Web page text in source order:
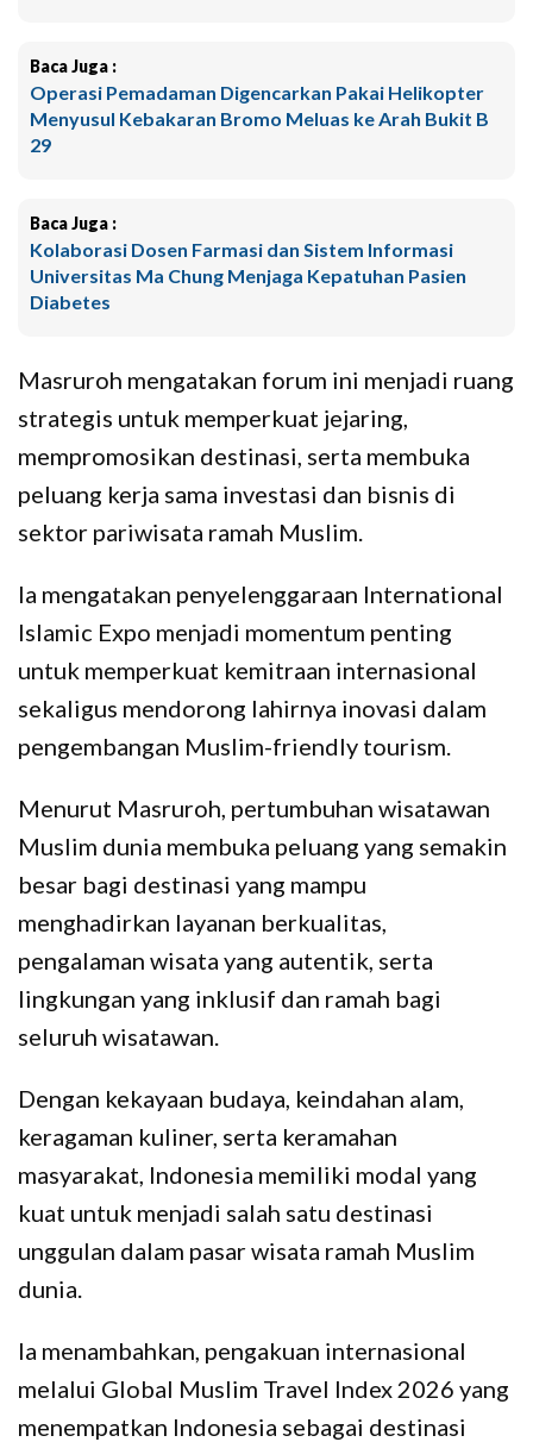
Baca Juga :
Operasi Pemadaman Digencarkan Pakai Helikopter
Menyusul Kebakaran Bromo Meluas ke Arah Bukit B
29
Baca Juga :
Kolaborasi Dosen Farmasi dan Sistem Informasi
Universitas Ma Chung Menjaga Kepatuhan Pasien
Diabetes
Masruroh mengatakan forum ini menjadi ruang
strategis untuk memperkuat jejaring,
mempromosikan destinasi, serta membuka
peluang kerja sama investasi dan bisnis di
sektor pariwisata ramah Muslim.
Ia mengatakan penyelenggaraan International
Islamic Expo menjadi momentum penting
untuk memperkuat kemitraan internasional
sekaligus mendorong lahirnya inovasi dalam
pengembangan Muslim-friendly tourism.
Menurut Masruroh, pertumbuhan wisatawan
Muslim dunia membuka peluang yang semakin
besar bagi destinasi yang mampu
menghadirkan layanan berkualitas,
pengalaman wisata yang autentik, serta
lingkungan yang inklusif dan ramah bagi
seluruh wisatawan.
Dengan kekayaan budaya, keindahan alam,
keragaman kuliner, serta keramahan
masyarakat, Indonesia memiliki modal yang
kuat untuk menjadi salah satu destinasi
unggulan dalam pasar wisata ramah Muslim
dunia.
Ia menambahkan, pengakuan internasional
melalui Global Muslim Travel Index 2026 yang
menempatkan Indonesia sebagai destinasi